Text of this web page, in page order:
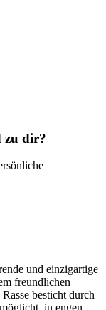
zu dir?
und einzigartige
freundlichen
besticht durch